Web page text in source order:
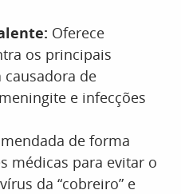
Oferece
os principais
de
e infecções
de forma
médicas para evitar o
da “cobreiro” e